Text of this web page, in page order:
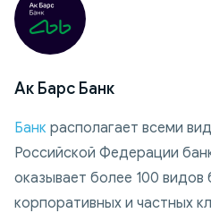
Ак Барс Банк
Банк располагает всеми
Российской Федерации
оказывает более 100 видов
корпоративных и частных